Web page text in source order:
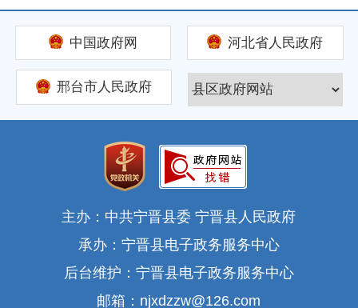
中国政府网 河北省人民政府
邢台市人民政府
主办：中共宁晋县委 宁晋县人民政府
承办：宁晋县电子政务服务中心
后台维护：宁晋县电子政务服务中心
邮箱：njxdzzw@126.com